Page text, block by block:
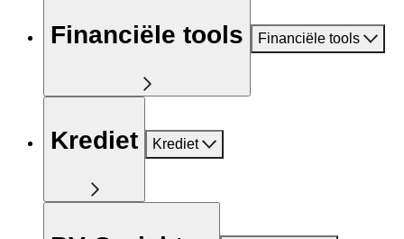
Financiële tools Financiële tools
Krediet Krediet